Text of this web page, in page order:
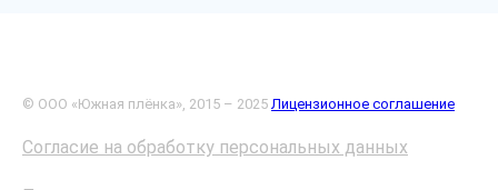
© ООО «Южная плёнка», 2015 – 2025 Лицензионное соглашение
Согласие на обработку персональных данных